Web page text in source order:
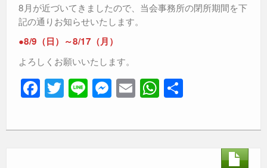
8月が近づいてきましたので、当会事務所の閉所期間を下
記の通りお知らせいたします。
●8/9（日）～8/17（月）
よろしくお願いいたします。
F
a
c
T
wi
tt
Li
n
e
M
e
ss
E
m
ail
W
h
at